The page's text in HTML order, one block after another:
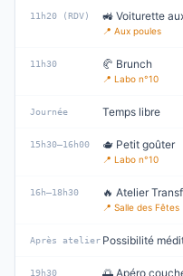
11h20 (RDV) 🚜 Voiturette
📍 Aux poules
11h30 🥐 Brunch
📍 Labo n°10
Journée Temps libre
15h30–16h00 🫖 Petit goûter
📍 Labo n°10
16h–18h30 🔥 Atelier
📍 Salle des Fêtes
Après atelier Possibilité
19h30 🌅 Apéro